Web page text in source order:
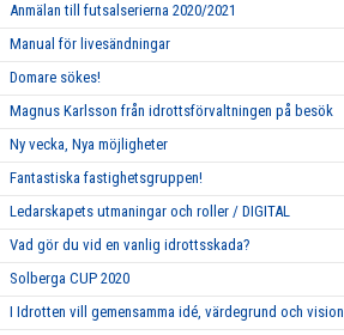
Anmälan till futsalserierna 2020/2021
Manual för livesändningar
Domare sökes!
Magnus Karlsson från idrottsförvaltningen på besök
Ny vecka, Nya möjligheter
Fantastiska fastighetsgruppen!
Ledarskapets utmaningar och roller / DIGITAL
Vad gör du vid en vanlig idrottsskada?
Solberga CUP 2020
I Idrotten vill gemensamma idé, värdegrund och vision